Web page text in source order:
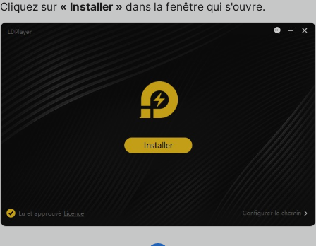
Cliquez sur « Installer » dans la fenêtre qui s'ouvre.